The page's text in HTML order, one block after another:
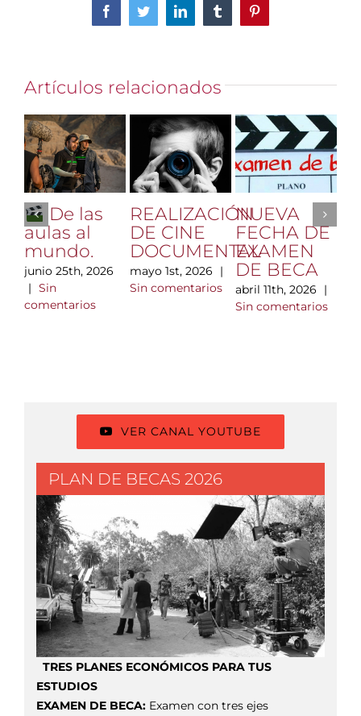
FacebookTwitterLinkedInTumblrPinterest
Artículos relacionados
De las
aulas al
mundo.
junio 25th, 2026
| Sin
comentarios
REALIZACIÓN
DE CINE
DOCUMENTAL
mayo 1st, 2026
|
Sin comentarios
NUEVA
FECHA DE
EXAMEN
DE BECA
abril 11th, 2026
|
Sin comentarios
VER CANAL YOUTUBE
PLAN DE BECAS 2026
TRES PLANES ECONÓMICOS PARA TUS
ESTUDIOS
EXAMEN DE BECA: Examen con tres ejes